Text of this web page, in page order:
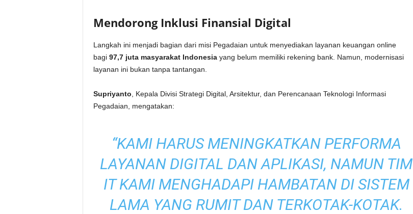
Mendorong Inklusi Finansial Digital
Langkah ini menjadi bagian dari misi Pegadaian untuk menyediakan layanan keuangan online
bagi 97,7 juta masyarakat Indonesiayang belum memiliki rekening bank. Namun, modernisasi
layanan ini bukan tanpa tantangan.
Supriyanto , Kepala Divisi Strategi Digital, Arsitektur, dan Perencanaan Teknologi Informasi
Pegadaian, mengatakan:
“KAMI HARUS MENINGKATKAN PERFORMA
LAYANAN DIGITAL DAN APLIKASI, NAMUN TIM
IT KAMI MENGHADAPI HAMBATAN DI SISTEM
LAMA YANG RUMIT DAN TERKOTAK-KOTAK.